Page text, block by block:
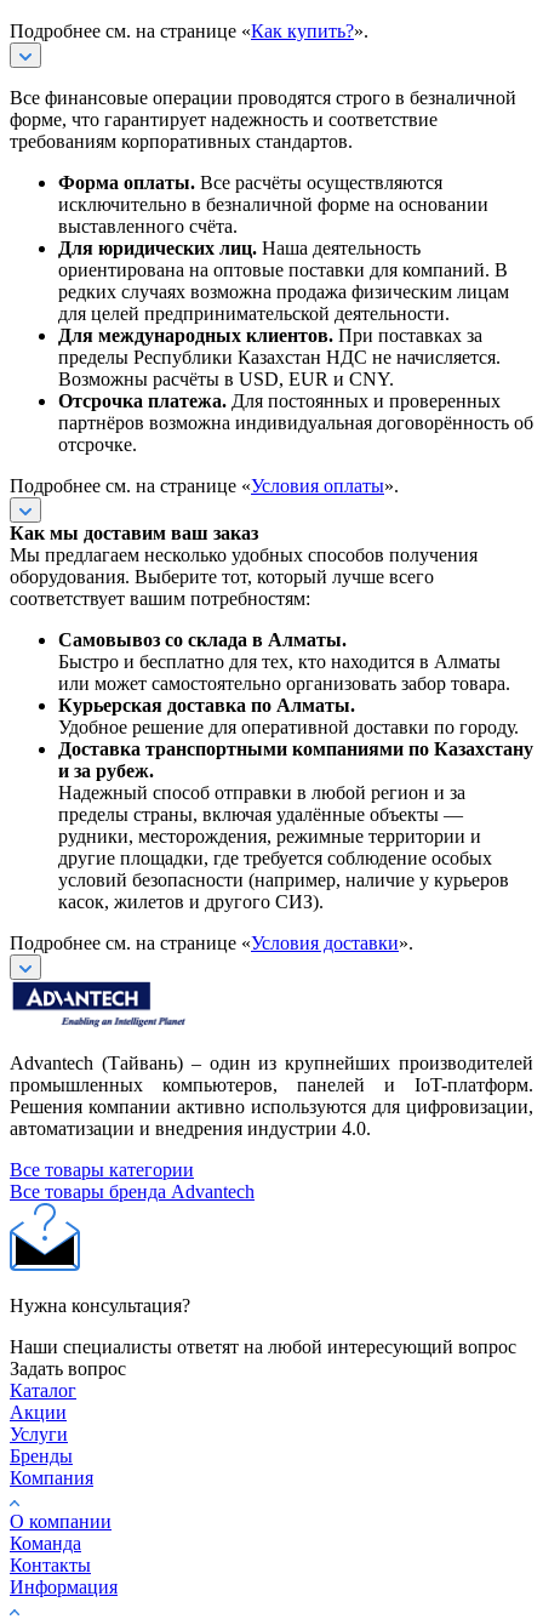
Подробнее см. на странице «Как купить?».
Все финансовые операции проводятся строго в безналичной
форме, что гарантирует надежность и соответствие
требованиям корпоративных стандартов.
Форма оплаты. Все расчёты осуществляются
исключительно в безналичной форме на основании
выставленного счёта.
Для юридических лиц. Наша деятельность
ориентирована на оптовые поставки для компаний. В
редких случаях возможна продажа физическим лицам
для целей предпринимательской деятельности.
Для международных клиентов. При поставках за
пределы Республики Казахстан НДС не начисляется.
Возможны расчёты в USD, EUR и CNY.
Отсрочка платежа. Для постоянных и проверенных
партнёров возможна индивидуальная договорённость об
отсрочке.
Подробнее см. на странице «Условия оплаты».
Как мы доставим ваш заказ
Мы предлагаем несколько удобных способов получения
оборудования. Выберите тот, который лучше всего
соответствует вашим потребностям:
Самовывоз со склада в Алматы.
Быстро и бесплатно для тех, кто находится в Алматы
или может самостоятельно организовать забор товара.
Курьерская доставка по Алматы.
Удобное решение для оперативной доставки по городу.
Доставка транспортными компаниями по Казахстану
и за рубеж.
Надежный способ отправки в любой регион и за
пределы страны, включая удалённые объекты —
рудники, месторождения, режимные территории и
другие площадки, где требуется соблюдение особых
условий безопасности (например, наличие у курьеров
касок, жилетов и другого СИЗ).
Подробнее см. на странице «Условия доставки».
Advantech (Тайвань) – один из крупнейших производителей
промышленных компьютеров, панелей и IoT-платформ.
Решения компании активно используются для цифровизации,
автоматизации и внедрения индустрии 4.0.
Все товары категории
Все товары бренда Advantech
Нужна консультация?
Наши специалисты ответят на любой интересующий вопрос
Задать вопрос
Каталог
Акции
Услуги
Бренды
Компания
О компании
Команда
Контакты
Информация